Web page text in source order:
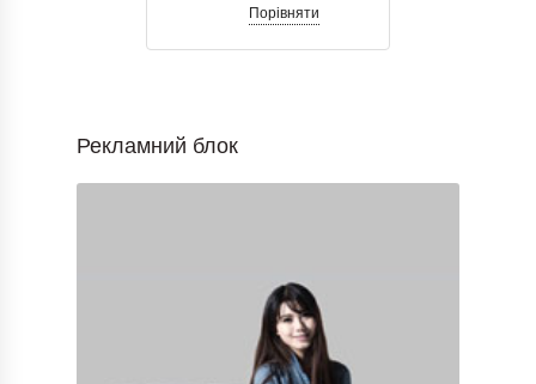
Порівняти
Рекламний блок